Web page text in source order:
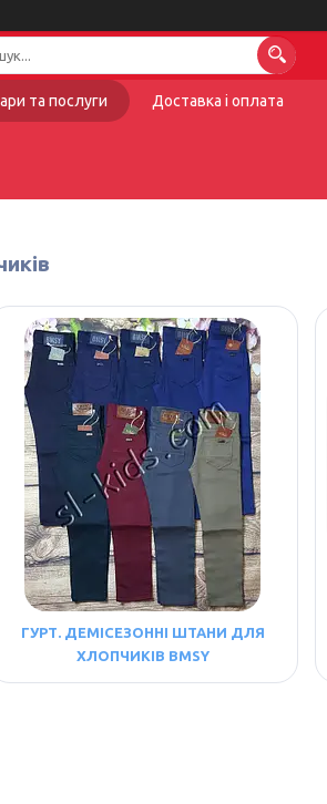
та послуги Доставка і оплата
ГУРТ. ДЕМІСЕЗОННІ ШТАНИ ДЛЯ
ХЛОПЧИКІВ BMSY